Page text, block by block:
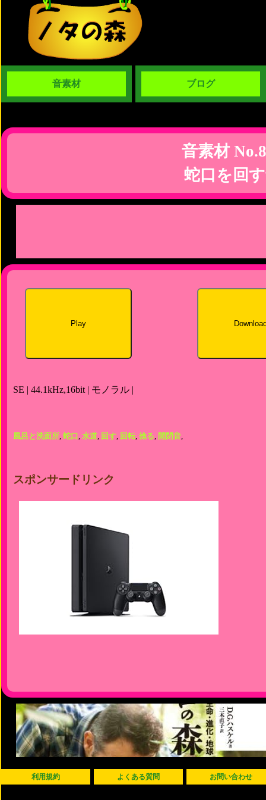
音素材 ブログ
音素材
蛇口を回
Play
SE | 44.1kHz,16bit | モノラル |
風呂と洗面所, 蛇口, 水道, 回す, 回転, 捻る, 開閉音,
スポンサードリンク
利用規約 よくある質問 お問い合わせ